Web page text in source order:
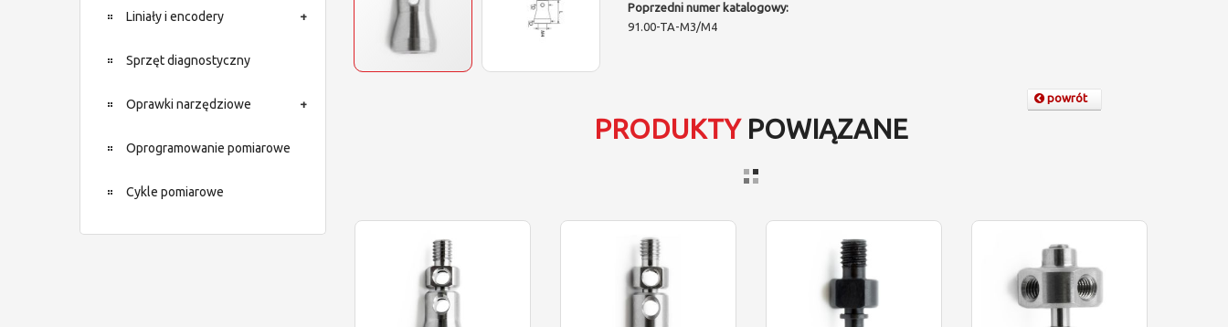
Liniały i encodery
Sprzęt diagnostyczny
Oprawki narzędziowe
Oprogramowanie pomiarowe
Cykle pomiarowe
Poprzedni numer katalogowy:
91.00-TA-M3/M4
powrót
PRODUKTYPOWIĄZANE